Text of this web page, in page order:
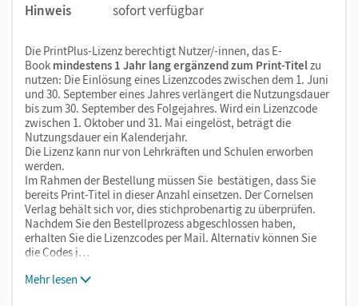
Hinweis
sofort verfügbar
Die PrintPlus-Lizenz berechtigt Nutzer/-innen, das E-
Book mindestens 1 Jahr lang ergänzend zum Print-Titelzu
nutzen: Die Einlösung eines Lizenzcodes zwischen dem 1. Juni
und 30. September eines Jahres verlängert die Nutzungsdauer
bis zum 30. September des Folgejahres. Wird ein Lizenzcode
zwischen 1. Oktober und 31. Mai eingelöst, beträgt die
Nutzungsdauer ein Kalenderjahr.
Die Lizenz kann nur von Lehrkräften und Schulen erworben
werden.
Im Rahmen der Bestellung müssen Sie bestätigen, dass Sie
bereits Print-Titel in dieser Anzahl einsetzen. Der Cornelsen
Verlag behält sich vor, dies stichprobenartig zu überprüfen.
Nachdem Sie den Bestellprozess abgeschlossen haben,
erhalten Sie die Lizenzcodes per Mail. Alternativ können Sie
die Codes j…
Mehr lesen